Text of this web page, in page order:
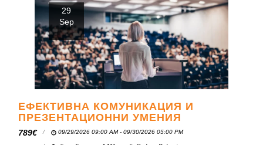
29
Sep
ЕФЕКТИВНА КОМУНИКАЦИЯ И
ПРЕЗЕНТАЦИОННИ УМЕНИЯ
789€ 09/29/2026 09:00 AM - 09/30/2026 05:00 PM